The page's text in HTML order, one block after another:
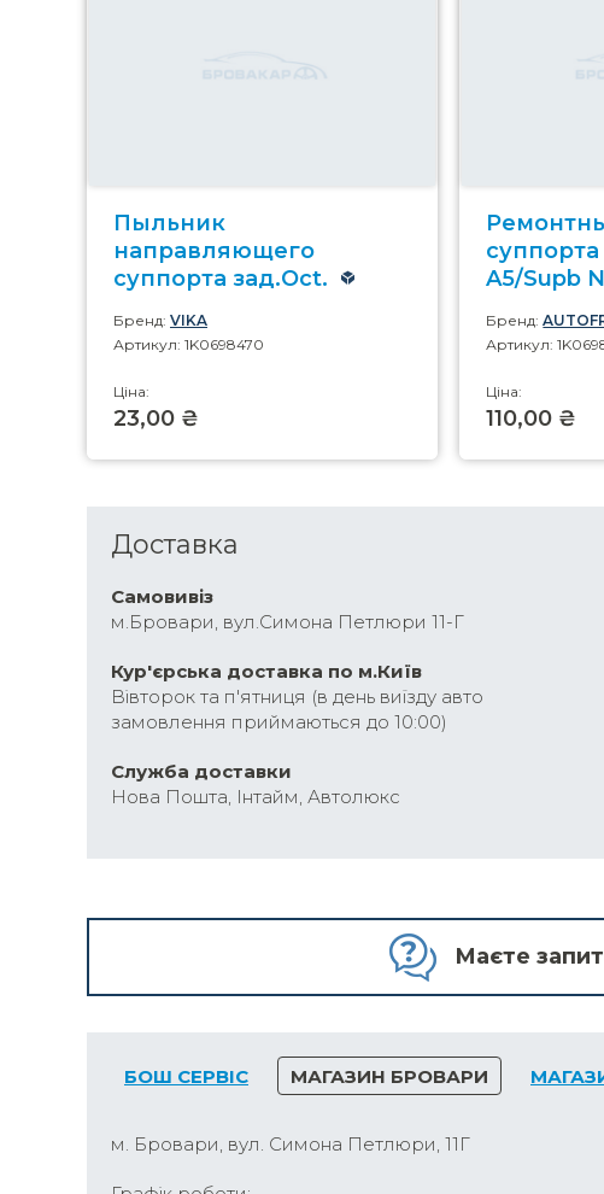
Пыльник
направляющего
суппорта зад.Oct.
Бренд: VIKA
Артикул: 1K0698470
Ціна:
23,00 ₴
A5/Supb
Бренд:
Артикул:
Ціна:
110,00 ₴
Доставка
Самовивіз
м.Бровари, вул.Симона Петлюри 11-Г
Кур'єрська доставка по м.Київ
Вівторок та п'ятниця (в день виїзду авто
замовлення приймаються до 10:00)
Cлужба доставки
Нова Пошта, Інтайм, Автолюкс
Маєте
БОШ СЕРВІС МАГАЗИН БРОВАРИ
м. Бровари, вул. Симона Петлюри, 11Г